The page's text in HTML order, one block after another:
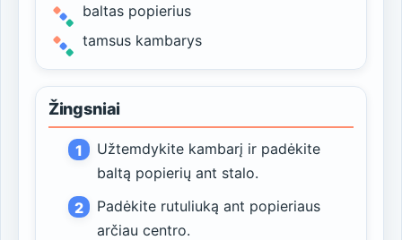
baltas popierius
tamsus kambarys
Žingsniai
Užtemdykite kambarį ir padėkite
baltą popierių ant stalo.
Padėkite rutuliuką ant popieriaus
arčiau centro.